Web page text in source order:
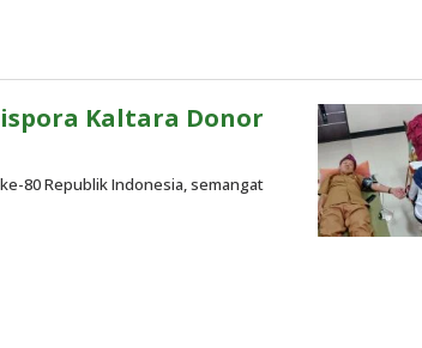
Kaltara Donor
80 Republik Indonesia, semangat